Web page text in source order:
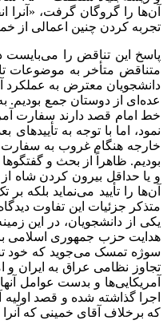
آن‌ها را گروگان گرفت، «آنرا
تجربه کردن چنین اعمالی از
پاسخ این تناقض را
متناقض متأخر به موضوعات
دانشجویان معترض به عملکرد
عده‌ای از دوستان جمع بودیم.
نمود، اما با توجه به
خارجه هنگام غروب به سفارت
بودیم. ظاهراً از بحث و
آن‌ها را تأیید می‌نماید
متذکر جزئیات این تفاوت
هدایت حزب جمهوری اسلامی
سوژه تمسک می‌جوید که خود
تجاوز نظامی عراق به ایران
آمریکایی‌ها و بدست عوامل
اجرا گذاشته شده و قصد
که برخلاف آقای خمینی که